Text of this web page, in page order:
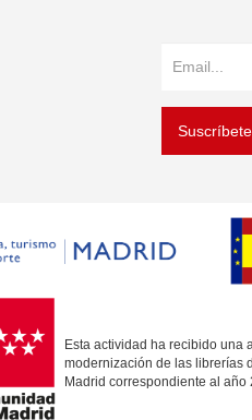
Esta actividad ha recibido una
modernización de las librerías
Madrid correspondiente al año